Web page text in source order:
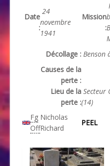
Date
:
24
novembre
1941
Mission
:
Décollage : Benson
Causes de la
perte :
Lieu de la
perte :
Secteur
(14)
Fg
Off
Nicholas
Richard
PEEL